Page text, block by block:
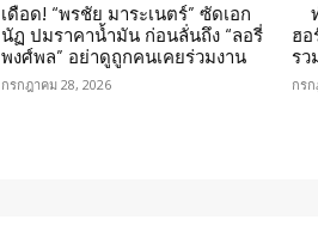
เดือด! “พรชัย มาระเนตร์” ซัดเอก
นัฏ ปมราคาน้ำมัน ก่อนลั่นถึง “ลอรี่
พงศ์พล” อย่าดูถูกคนเคยร่วมงาน
กรกฎาคม 28, 2026
ท
ฮ
รว
กร